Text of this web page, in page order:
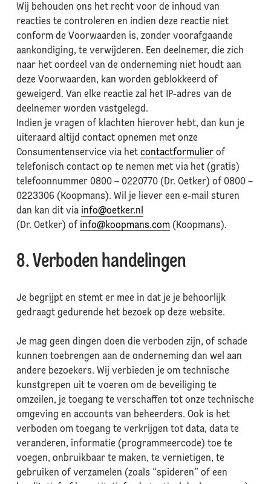
Wij behouden ons het recht voor de inhoud van
reacties te controleren en indien deze reactie niet
conform de Voorwaarden is, zonder voorafgaande
aankondiging, te verwijderen. Een deelnemer, die zich
naar het oordeel van de onderneming niet houdt aan
deze Voorwaarden, kan worden geblokkeerd of
geweigerd. Van elke reactie zal het IP-adres van de
deelnemer worden vastgelegd.
Indien je vragen of klachten hierover hebt, dan kun je
uiteraard altijd contact opnemen met onze
Consumentenservice via het contactformulierof
telefonisch contact op te nemen met via het (gratis)
telefoonnummer 0800 – 0220770 (Dr. Oetker) of 0800 –
0223306 (Koopmans). Wil je liever een e-mail sturen
dan kan dit via info@oetker.nl
(Dr. Oetker) of info@koopmans.com(Koopmans).
8. Verboden handelingen
Je begrijpt en stemt er mee in dat je je behoorlijk
gedraagt gedurende het bezoek op deze website.
Je mag geen dingen doen die verboden zijn, of schade
kunnen toebrengen aan de onderneming dan wel aan
andere bezoekers. Wij verbieden je om technische
kunstgrepen uit te voeren om de beveiliging te
omzeilen, je toegang te verschaffen tot onze technische
omgeving en accounts van beheerders. Ook is het
verboden om toegang te verkrijgen tot data, data te
veranderen, informatie (programmeercode) toe te
voegen, onbruikbaar te maken, te vernietigen, te
gebruiken of verzamelen (zoals “spideren” of een